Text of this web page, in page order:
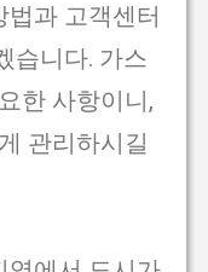
과 고객센터
습니다. 가스
한 사항이니,
관리하시길